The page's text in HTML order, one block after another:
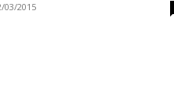
03/2015